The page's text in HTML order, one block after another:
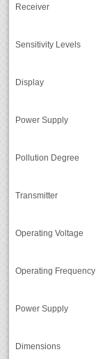
Receiver
Sensitivity Levels
Display
Power Supply
Pollution Degree
Transmitter
Operating Voltage
Operating Frequency
Power Supply
Dimensions